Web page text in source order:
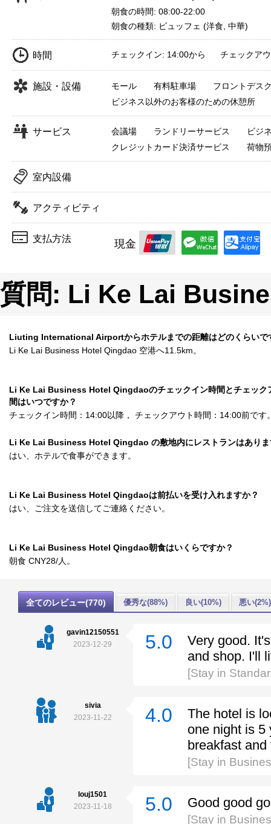
朝食の時間: 08:00-22:00
朝食の種類: ビュッフェ (洋食, 中華)
時間 チェックイン: 14:00から チェックアウ
施設・設備 モール 有料駐車場
フロントデス
ビジネス以外のお客様のための休憩所
サービス 会議場 ランドリーサービス
ビジ
クレジットカード決済サービス
荷物
室内設備
アクティビティ
支払方法 現金
質問: Li Ke Lai
Liuting International Airportからホテルまでの距離はどのくらいで
Li Ke Lai Business Hotel Qingdao 空港へ11.5km。
Li Ke Lai Business Hotel Qingdaoのチェックイン時間とチェック
間はいつですか？
チェックイン時間：14:00以降， チェックアウト時間：14:00前です
Li Ke Lai Business Hotel Qingdao の敷地内にレストランはありま
はい、ホテルで食事ができます。
Li Ke Lai Business Hotel Qingdaoは前払いを受け入れますか？
はい、ご注文を送信してご連絡ください。
Li Ke Lai Business Hotel Qingdao朝食はいくらですか？
朝食 CNY28/人。
全てのレビュー(770) 優秀な(88%) 良い(10%) 悪い(2%)
gavin12150551
2023-12-29
5.0
Very good.
and shop. I'll
[Stay in
sivia
2023-11-22
4.0
The hotel is
one night is 5
breakfast
[Stay in
louj1501
2023-11-18
5.0 Good good
[Stay in